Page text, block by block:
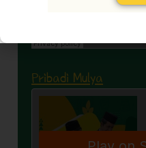
Pribadi Mulya